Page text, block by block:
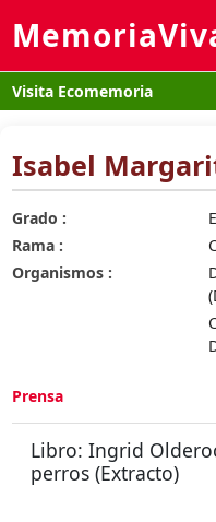
Visita Ecomemoria
Isabel
Grado :
Rama :
Organismos :
Prensa
Libro: Ingrid
perros (Extracto)